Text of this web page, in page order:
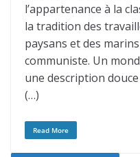
l’appartenance à la
la tradition des
paysans et des
communiste. Un
une description
(…)
Read More